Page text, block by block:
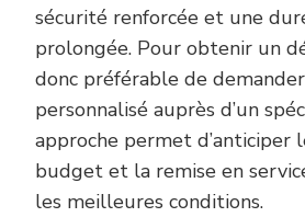
sécurité renforcée et une
prolongée. Pour obtenir un
donc préférable de
personnalisé auprès d’un
approche permet d’anticiper
budget et la remise en
les meilleures conditions.